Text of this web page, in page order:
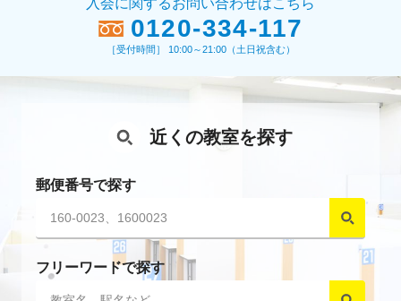
入会に関するお問い合わせはこちら
0120-334-117
［受付時間］ 10:00～21:00（土日祝含む）
近くの教室を探す
郵便番号で探す
フリーワードで探す